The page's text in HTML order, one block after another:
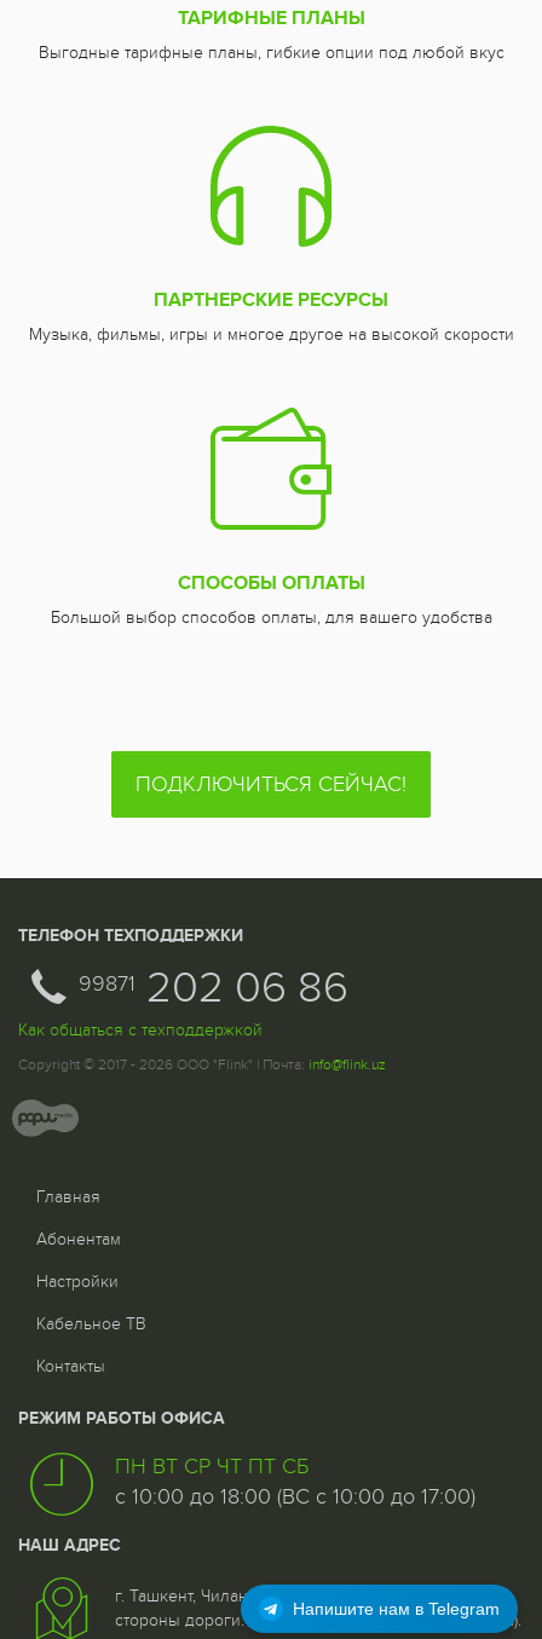
ТАРИФНЫЕ ПЛАНЫ
Выгодные тарифные планы, гибкие опции под любой вкус
ПАРТНЕРСКИЕ РЕСУРСЫ
Музыка, фильмы, игры и многое другое на высокой скорости
СПОСОБЫ ОПЛАТЫ
Большой выбор способов оплаты, для вашего удобства
ПОДКЛЮЧИТЬСЯ СЕЙЧАС!
ТЕЛЕФОН ТЕХПОДДЕРЖКИ
99871 202 06 86
Как общаться с техподдержкой
Copyright © 2017 - 2026 ООО "Flink" | Почта: info@flink.uz
Главная
Абонентам
Настройки
Кабельное ТВ
Контакты
РЕЖИМ РАБОТЫ ОФИСА
ПН ВТ СР ЧТ ПТ СБ
с 10:00 до 18:00 (ВС с 10:00 до 17:00)
НАШ АДРЕС
г. Ташкент, Чиланзар - 5 квартал, дом 25, 1 этаж со
стороны дороги. (Возле 96 отделения связи (почта).
Напишите нам в Telegram